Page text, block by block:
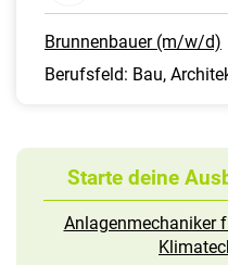
Brunnenbauer (m/w/d)
Berufsfeld: Bau,
Starte deine
Anlagenmechaniker